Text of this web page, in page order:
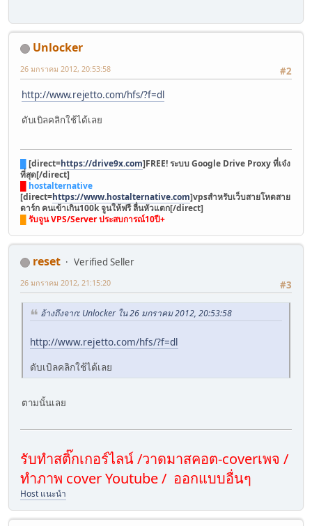
Unlocker
#2
26 มกราคม 2012, 20:53:58
http://www.rejetto.com/hfs/?f=dl
ดับเบิลคลิกใช้ได้เลย
[direct=https://drive9x.com]FREE! ระบบ Google Drive Proxy ที่เจ๋ง
ที่สุด[/direct]
hostalternative
[direct=https://www.hostalternative.com]vpsสำหรับเว็บสายโหดสาย
ดาร์ก คนเข้าเกิน100k จูนให้ฟรี ลื่นหัวแตก[/direct]
รับจูน VPS/Server ประสบการณ์10ปี+
reset
Verified Seller
#3
26 มกราคม 2012, 21:15:20
อ้างถึงจาก: Unlocker ใน 26 มกราคม 2012, 20:53:58
http://www.rejetto.com/hfs/?f=dl
ดับเบิลคลิกใช้ได้เลย
ตามนั้นเลย
รับทำสติ๊กเกอร์ไลน์ /วาดมาสคอต-coverเพจ /
ทำภาพ cover Youtube / ออกแบบอื่นๆ
Host แนะนำ